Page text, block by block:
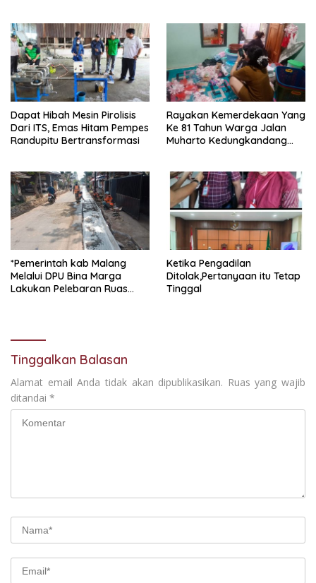
Penipuan Dari Jaringan
Pemasok PT. DAB
Sidoarjo dan HP (25) warga
Tulungagung.
Dapat Hibah Mesin Pirolisis
Dari ITS, Emas Hitam Pempes
Randupitu Bertransformasi
Rayakan Kemerdekaan Yang
Ke 81 Tahun Warga Jalan
Muharto Kedungkandang
*Pemerintah kab Malang
Melalui DPU Bina Marga
Lakukan Pelebaran Ruas
Ketika Pengadilan
Ditolak,Pertanyaan itu Tetap
Tinggal
Tinggalkan Balasan
Alamat email Anda tidak akan dipublikasikan. Ruas yang wajib
ditandai *